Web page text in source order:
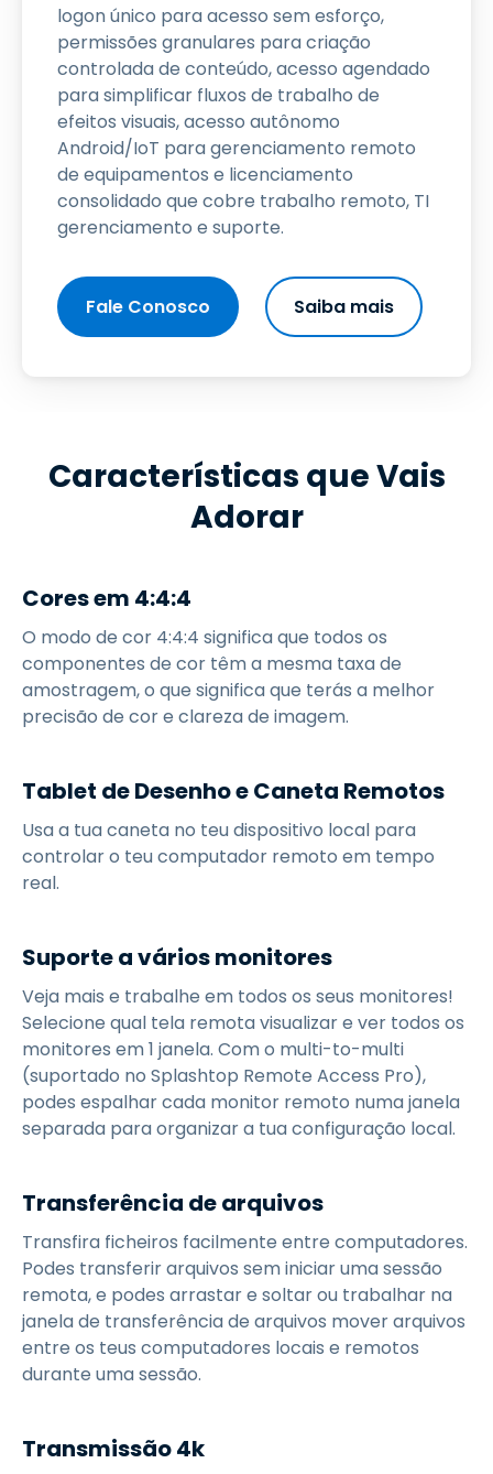
logon único para acesso sem esforço,
permissões granulares para criação
controlada de conteúdo, acesso agendado
para simplificar fluxos de trabalho de
efeitos visuais, acesso autônomo
Android/IoT para gerenciamento remoto
de equipamentos e licenciamento
consolidado que cobre trabalho remoto, TI
gerenciamento e suporte.
Fale Conosco Saiba mais
Características que Vais
Adorar
Cores em 4:4:4
O modo de cor 4:4:4 significa que todos os
componentes de cor têm a mesma taxa de
amostragem, o que significa que terás a melhor
precisão de cor e clareza de imagem.
Tablet de Desenho e Caneta Remotos
Usa a tua caneta no teu dispositivo local para
controlar o teu computador remoto em tempo
real.
Suporte a vários monitores
Veja mais e trabalhe em todos os seus monitores!
Selecione qual tela remota visualizar e ver todos os
monitores em 1 janela. Com o multi-to-multi
(suportado no Splashtop Remote Access Pro),
podes espalhar cada monitor remoto numa janela
separada para organizar a tua configuração local.
Transferência de arquivos
Transfira ficheiros facilmente entre computadores.
Podes transferir arquivos sem iniciar uma sessão
remota, e podes arrastar e soltar ou trabalhar na
janela de transferência de arquivos mover arquivos
entre os teus computadores locais e remotos
durante uma sessão.
Transmissão 4k